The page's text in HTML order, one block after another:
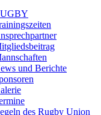
und Berichte
des Rugby Union